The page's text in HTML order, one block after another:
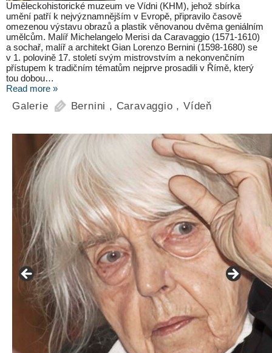
Uměleckohistorické muzeum ve Vídni (KHM), jehož sbírka
umění patří k nejvýznamnějším v Evropě, připravilo časově
omezenou výstavu obrazů a plastik věnovanou dvěma geniálním
umělcům. Malíř Michelangelo Merisi da Caravaggio (1571-1610)
a sochař, malíř a architekt Gian Lorenzo Bernini (1598-1680) se
v 1. polovině 17. století svým mistrovstvím a nekonvenčním
přístupem k tradičním tématům nejprve prosadili v Římě, který
tou dobou…
Read more »
Galerie Bernini , Caravaggio ,Vídeň